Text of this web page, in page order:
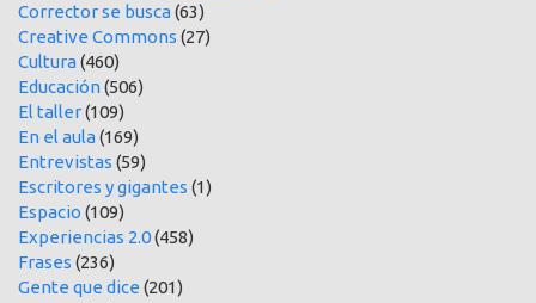
Corrector se busca(63)
Creative Commons (27)
Cultura(460)
Educación(506)
El taller(109)
En el aula(169)
Entrevistas (59)
Escritores y gigantes (1)
Espacio (109)
Experiencias 2.0(458)
Frases (236)
Gente que dice (201)